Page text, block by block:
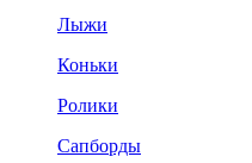
Лыжи
Коньки
Ролики
Сапборды